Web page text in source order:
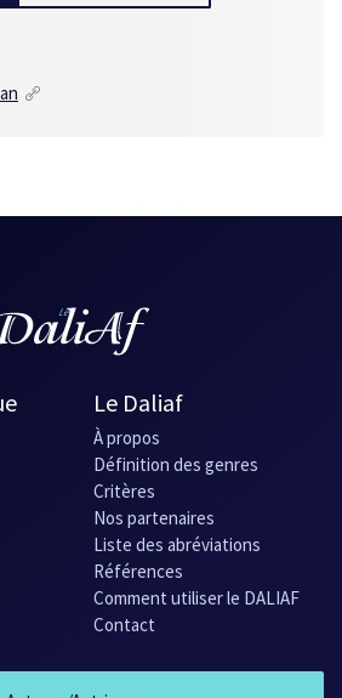
Le Daliaf
À propos
Définition des genres
Critères
Nos partenaires
Liste des abréviations
Références
Comment utiliser le DALIAF
Contact